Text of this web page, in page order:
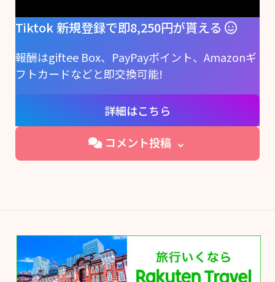
Tiktok 新規登録で即8,250円が貰える
報酬はgiftee Box、PayPayポイント、Amazonギ
フトカードなどと即交換可能!
詳細はこちら
コメント投稿